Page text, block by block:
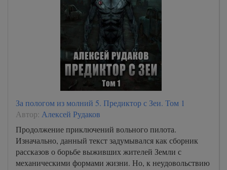
За пологом из молний 5. Предиктор с Зеи. Том 1
Автор: Алексей Рудаков
Продолжение приключений вольного пилота.
Изначально, данный текст задумывался как сборник
рассказов о борьбе выживших жителей Земли с
механическими формами жизни. Но, к неудовольствию